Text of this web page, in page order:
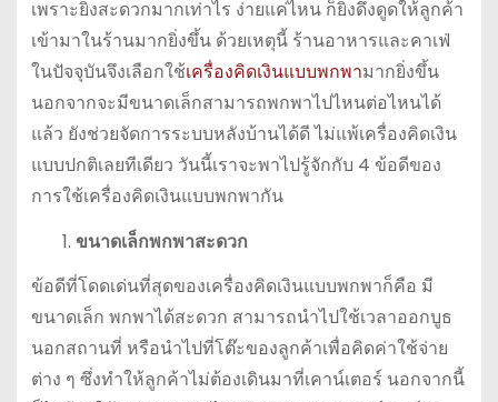
เพราะยิ่งสะดวกมากเท่าไร ง่ายแค่ไหน ก็ยิ่งดึงดูดให้ลูกค้า
เข้ามาในร้านมากยิ่งขึ้น ด้วยเหตุนี้ ร้านอาหารและคาเฟ่
ในปัจจุบันจึงเลือกใช้เครื่องคิดเงินแบบพกพามากยิ่งขึ้น
นอกจากจะมีขนาดเล็กสามารถพกพาไปไหนต่อไหนได้
แล้ว ยังช่วยจัดการระบบหลังบ้านได้ดี ไม่แพ้เครื่องคิดเงิน
แบบปกติเลยทีเดียว วันนี้เราจะพาไปรู้จักกับ 4 ข้อดีของ
การใช้เครื่องคิดเงินแบบพกพากัน
ขนาดเล็กพกพาสะดวก
ข้อดีที่โดดเด่นที่สุดของเครื่องคิดเงินแบบพกพาก็คือ มี
ขนาดเล็ก พกพาได้สะดวก สามารถนำไปใช้เวลาออกบูธ
นอกสถานที่ หรือนำไปที่โต๊ะของลูกค้าเพื่อคิดค่าใช้จ่าย
ต่าง ๆ ซึ่งทำให้ลูกค้าไม่ต้องเดินมาที่เคาน์เตอร์ นอกจากนี้